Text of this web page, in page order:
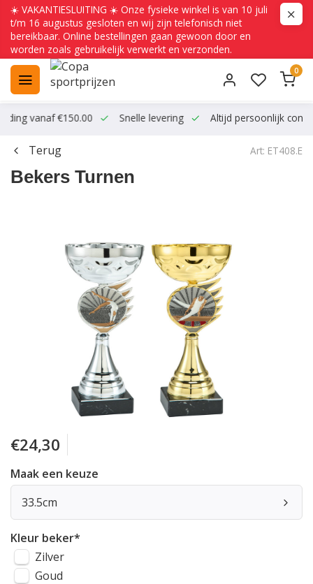
☀️ VAKANTIESLUITING ☀️ Onze fysieke winkel is van 10 juli
t/m 16 augustus gesloten en wij zijn telefonisch niet
bereikbaar. Online bestellingen gaan gewoon door en
worden zoals gebruikelijk verwerkt en verzonden.
0
vanaf €150.00 Snelle levering Altijd persoonlijk
Terug Art: ET408.E
Bekers Turnen
€24,30
Maak een keuze
33.5cm
Kleur beker*
Zilver
Goud